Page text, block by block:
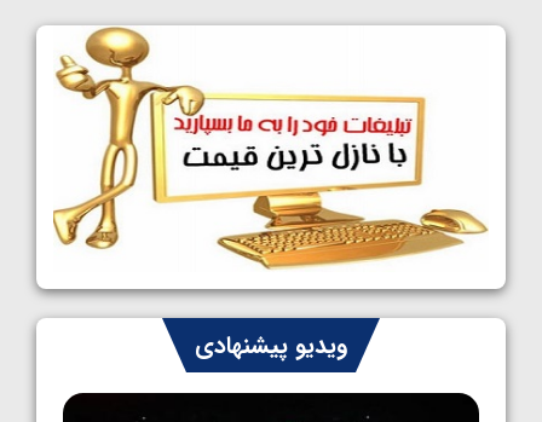
کشتی آزاد نوجوانان جهان؛ رقبای نمایندگان
ایران مشخص شدند
1405/05/08
کشتی فرنگی نوجوانان جهان؛ سکوی تیمی
سوم برای ایران
1405/05/07
ایران چشم به راه چهار مدال در پنج وزن دوم
کشتی فرنگی نوجوانان جهان
1405/05/06
ویدیو پیشنهادی